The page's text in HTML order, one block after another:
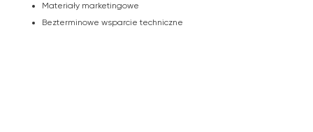
Materiały marketingowe
Bezterminowe wsparcie techniczne